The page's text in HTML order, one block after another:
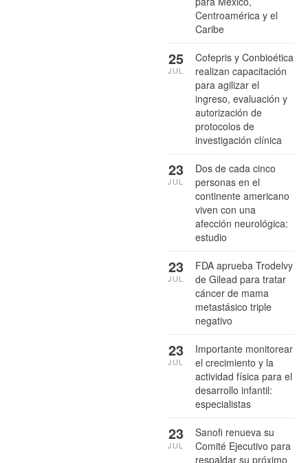
Centroamérica y el
Caribe
Cofepris y Conbioética
realizan capacitación
para agilizar el
ingreso, evaluación y
autorización de
protocolos de
investigación clínica
25
JUL
Dos de cada cinco
personas en el
continente americano
viven con una
afección neurológica:
estudio
23
JUL
FDA aprueba Trodelvy
de Gilead para tratar
cáncer de mama
metastásico triple
negativo
23
JUL
Importante monitorear
el crecimiento y la
actividad física para el
desarrollo infantil:
especialistas
23
JUL
Sanofi renueva su
Comité Ejecutivo para
respaldar su próximo
23
JUL